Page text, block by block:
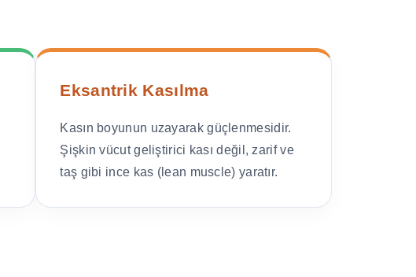
Eksantrik Kasılma
Kasın boyunun uzayarak güçlenmesidir.
Şişkin vücut geliştirici kası değil, zarif ve
taş gibi ince kas (lean muscle) yaratır.